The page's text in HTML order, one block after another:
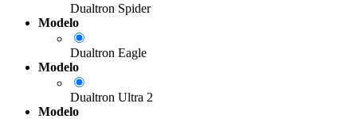
Dualtron Spider
Modelo
Dualtron Eagle
Modelo
Dualtron Ultra 2
Modelo